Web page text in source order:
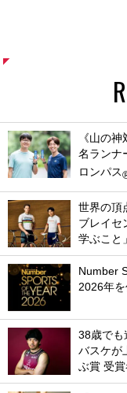
《山の
名ランナ
ロンパス
世界の頂
ブレイセ
学ぶこと
Number
2026年
38歳でも
バスケが
ぶ賞 受賞